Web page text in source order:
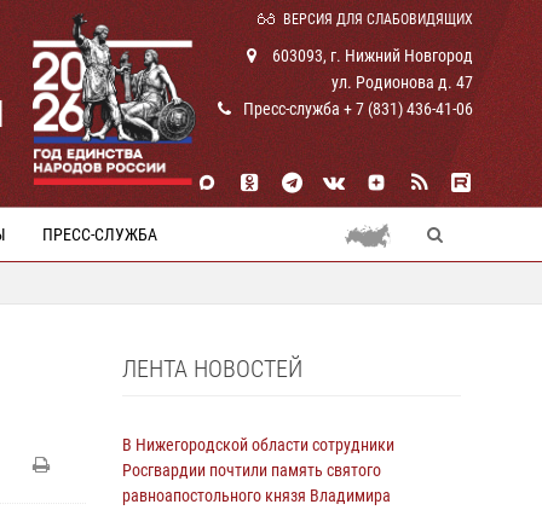
ВЕРСИЯ ДЛЯ СЛАБОВИДЯЩИХ
603093, г. Нижний Новгород
ул. Родионова д. 47
Пресс-служба + 7 (831) 436-41-06
ПРЕСС-СЛУЖБА
ЛЕНТА НОВОСТЕЙ
В Нижегородской области сотрудники
Росгвардии почтили память святого
равноапостольного князя Владимира